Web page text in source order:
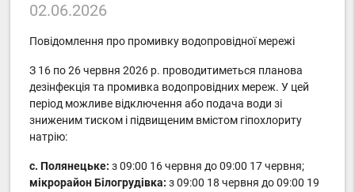
02.06.2026
Повідомлення про промивку водопровідної мережі
З 16 по 26 червня 2026 р. проводитиметься планова
дезінфекція та промивка водопровідних мереж. У цей
період можливе відключення або подача води зі
зниженим тиском і підвищеним вмістом гіпохлориту
натрію:
с. Полянецьке: з 09:00 16 червня до 09:00 17 червня;
мікрорайон Білогрудівка: з 09:00 18 червня до 09:00 19